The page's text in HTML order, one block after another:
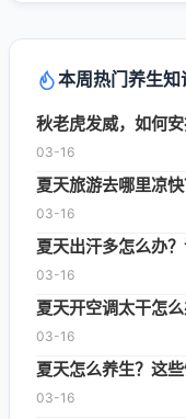
本周热门养生知
秋老虎发威，如何安
03-16
夏天旅游去哪里凉
03-16
夏天出汗多怎么办
03-16
夏天开空调太干怎
03-16
夏天怎么养生？这
03-16